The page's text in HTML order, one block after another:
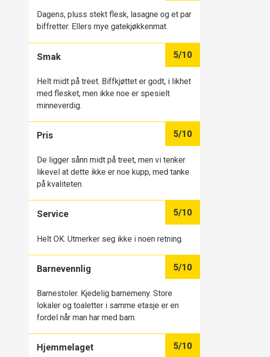
Dagens, pluss stekt flesk, lasagne og et par
biffretter. Ellers mye gatekjøkkenmat.
Smak 5/10
Helt midt på treet. Biffkjøttet er godt, i likhet
med flesket, men ikke noe er spesielt
minneverdig.
Pris 5/10
De ligger sånn midt på treet, men vi tenker
likevel at dette ikke er noe kupp, med tanke
på kvaliteten.
Service 5/10
Helt OK. Utmerker seg ikke i noen retning.
Barnevennlig 5/10
Barnestoler. Kjedelig barnemeny. Store
lokaler og toaletter i samme etasje er en
fordel når man har med barn.
Hjemmelaget 5/10